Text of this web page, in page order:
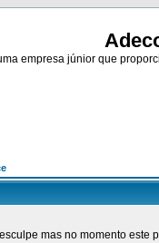
empresa júnior que
mas no momento este